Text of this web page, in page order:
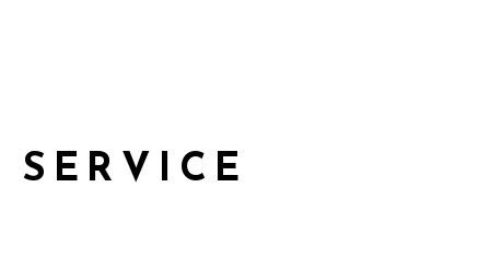
S E R V I C E